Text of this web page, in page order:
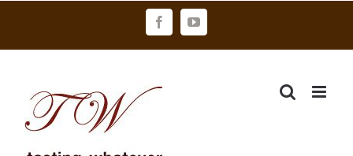
FacebookYouTube